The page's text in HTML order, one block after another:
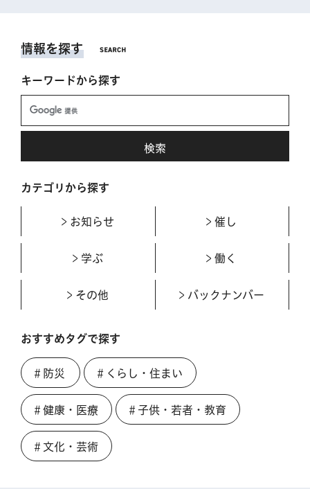
情報を探す
キーワードから探す
カテゴリから探す
お知らせ 催し
学ぶ 働く
その他 バックナンバー
おすすめタグで探す
＃防災 ＃くらし・住まい
＃健康・医療 ＃子供・若者・教育
＃文化・芸術